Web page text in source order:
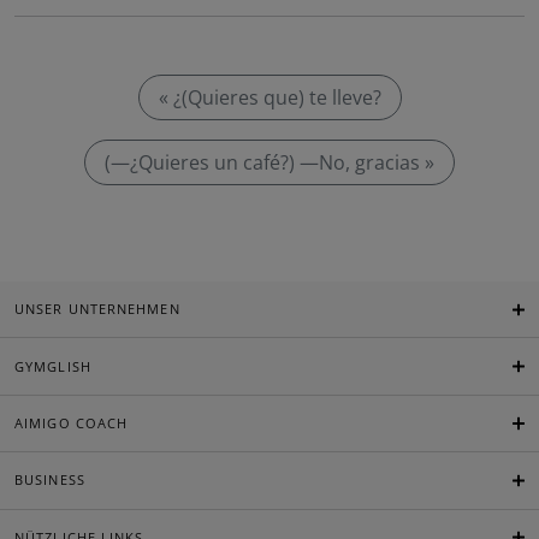
« ¿(Quieres que) te lleve?
(—¿Quieres un café?) —No, gracias »
UNSER UNTERNEHMEN
GYMGLISH
AIMIGO COACH
BUSINESS